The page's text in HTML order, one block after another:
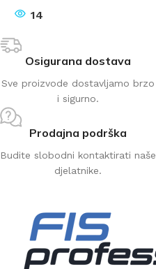
14
Osigurana dostava
Sve proizvode dostavljamo brzo
i sigurno.
Prodajna podrška
Budite slobodni kontaktirati naše
djelatnike.